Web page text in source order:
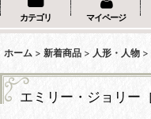
カテゴリ マイページ
ホーム > 新着商品 > 人形・人物 >
エミリー・ジョリー